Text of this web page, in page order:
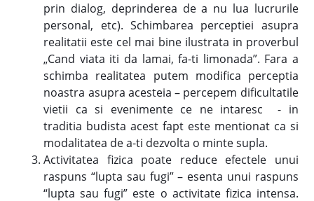
prin dialog, deprinderea de a nu lua lucrurile
personal, etc). Schimbarea perceptiei asupra
realitatii este cel mai bine ilustrata in proverbul
„Cand viata iti da lamai, fa-ti limonada”. Fara a
schimba realitatea putem modifica perceptia
noastra asupra acesteia – percepem dificultatile
vietii ca si evenimente ce ne intaresc - in
traditia budista acest fapt este mentionat ca si
modalitatea de a-ti dezvolta o minte supla.
Activitatea fizica poate reduce efectele unui
raspuns “lupta sau fugi” – esenta unui raspuns
“lupta sau fugi” este o activitate fizica intensa.